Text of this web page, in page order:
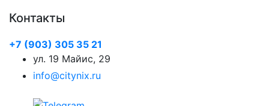
Контакты
+7 (903) 305 35 21
ул. 19 Майис, 29
info@citynix.ru